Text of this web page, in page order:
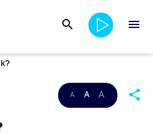
search menu
A A A share